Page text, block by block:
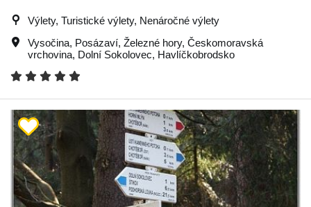
Výlety, Turistické výlety, Nenáročné výlety
Vysočina, Posázaví, Železné hory, Českomoravská
vrchovina, Dolní Sokolovec, Havlíčkobrodsko